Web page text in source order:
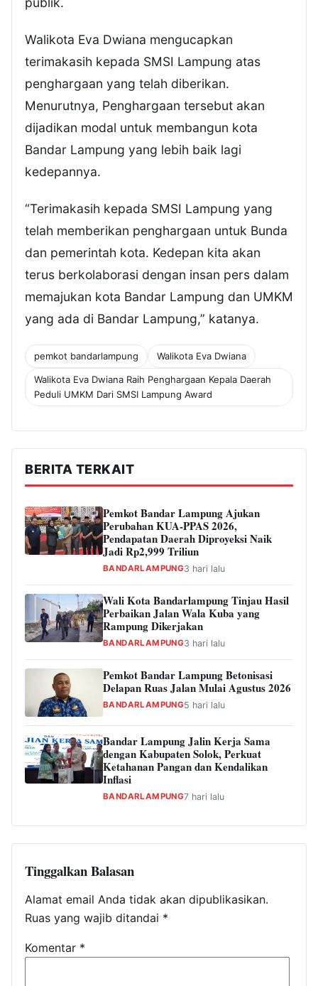
Walikota Eva Dwiana mengucapkan
terimakasih kepada SMSI Lampung atas
penghargaan yang telah diberikan.
Menurutnya, Penghargaan tersebut akan
dijadikan modal untuk membangun kota
Bandar Lampung yang lebih baik lagi
kedepannya.
“Terimakasih kepada SMSI Lampung yang
telah memberikan penghargaan untuk Bunda
dan pemerintah kota. Kedepan kita akan
terus berkolaborasi dengan insan pers dalam
memajukan kota Bandar Lampung dan UMKM
yang ada di Bandar Lampung,” katanya.
pemkot bandarlampung Walikota Eva Dwiana
Walikota Eva Dwiana Raih Penghargaan Kepala Daerah
Peduli UMKM Dari SMSI Lampung Award
BERITA TERKAIT
Pemkot Bandar Lampung Ajukan
Perubahan KUA-PPAS 2026,
Pendapatan Daerah Diproyeksi Naik
Jadi Rp2,999 Triliun
BANDARLAMPUNG3 hari lalu
Wali Kota Bandarlampung Tinjau Hasil
Perbaikan Jalan Wala Kuba yang
Rampung Dikerjakan
BANDARLAMPUNG3 hari lalu
Pemkot Bandar Lampung Betonisasi
Delapan Ruas Jalan Mulai Agustus 2026
BANDARLAMPUNG5 hari lalu
Bandar Lampung Jalin Kerja Sama
dengan Kabupaten Solok, Perkuat
Ketahanan Pangan dan Kendalikan
Inflasi
BANDARLAMPUNG7 hari lalu
Tinggalkan Balasan
Alamat email Anda tidak akan dipublikasikan.
Ruas yang wajib ditandai *
Komentar *